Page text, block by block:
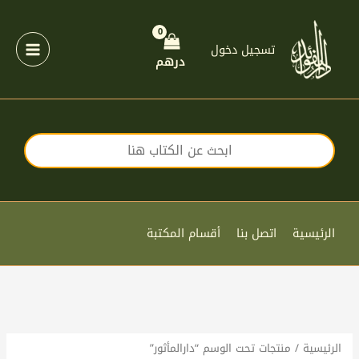
المحتوى
تسجيل دخول
درهم
الرئيسية اتصل بنا أقسام المكتبة
الرئيسية / منتجات تحت الوسم “دارالمأثور”